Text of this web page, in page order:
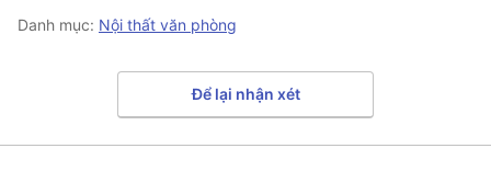
Danh mục: Nội thất văn phòng
Để lại nhận xét